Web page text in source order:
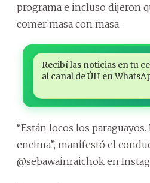
programa e incluso dijeron
comer masa con masa.
Recibí las noticias en tu
al canal de ÚH en
“Están locos los
encima”, manifestó el
@sebawainraichok en